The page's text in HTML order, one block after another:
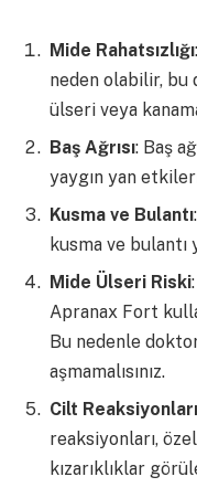
Mide Rahatsızlığı
neden olabilir, bu
ülseri veya
Baş Ağrısı: Baş
yaygın yan
Kusma ve Bulantı
kusma ve bulantı
Mide Ülseri Riski
Apranax Fort
Bu nedenle
aşmamalısınız.
Cilt Reaksiyonları
reaksiyonları,
kızarıklıklar